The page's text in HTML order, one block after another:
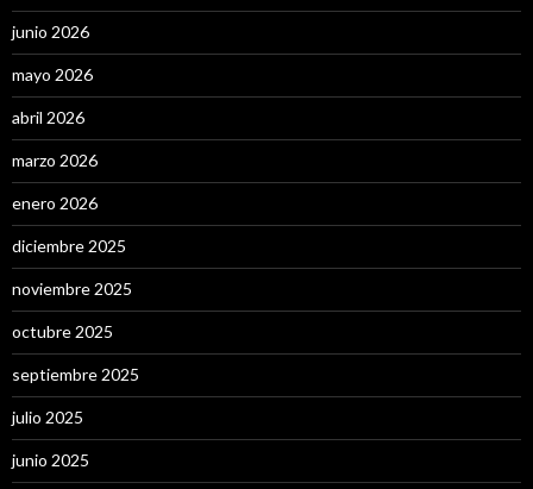
junio 2026
mayo 2026
abril 2026
marzo 2026
enero 2026
diciembre 2025
noviembre 2025
octubre 2025
septiembre 2025
julio 2025
junio 2025